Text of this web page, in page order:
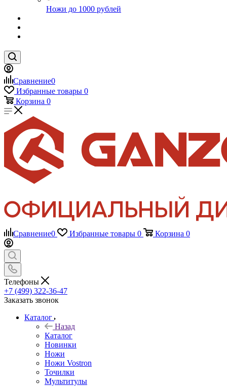
Ножи до 1000 рублей
Сравнение0
Избранные товары 0
Корзина 0
Сравнение0 Избранные товары 0 Корзина 0
Телефоны
+7 (499) 322-36-47
Заказать звонок
Каталог
Назад
Каталог
Новинки
Ножи
Ножи Vostron
Точилки
Мультитулы